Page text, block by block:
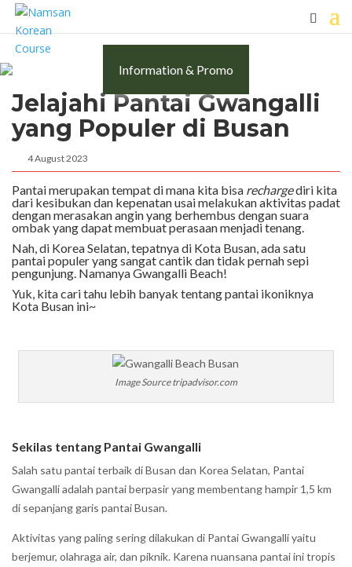
Information & Promo
Jelajahi Pantai Gwangalli
yang Populer di Busan
4 August 2023
Pantai merupakan tempat di mana kita bisa rechargediri kita
dari kesibukan dan kepenatan usai melakukan aktivitas padat
dengan merasakan angin yang berhembus dengan suara
ombak yang dapat membuat perasaan menjadi tenang.
Nah, di Korea Selatan, tepatnya di Kota Busan, ada satu
pantai populer yang sangat cantik dan tidak pernah sepi
pengunjung. Namanya Gwangalli Beach!
Yuk, kita cari tahu lebih banyak tentang pantai ikoniknya
Kota Busan ini~
Image Source tripadvisor.com
Sekilas tentang Pantai Gwangalli
Salah satu pantai terbaik di Busan dan Korea Selatan, Pantai
Gwangalli adalah pantai berpasir yang membentang hampir 1,5 km
di sepanjang garis pantai Busan.
Aktivitas yang paling sering dilakukan di Pantai Gwangalli yaitu
berjemur, olahraga air, dan piknik. Karena nuansana pantai ini tropis